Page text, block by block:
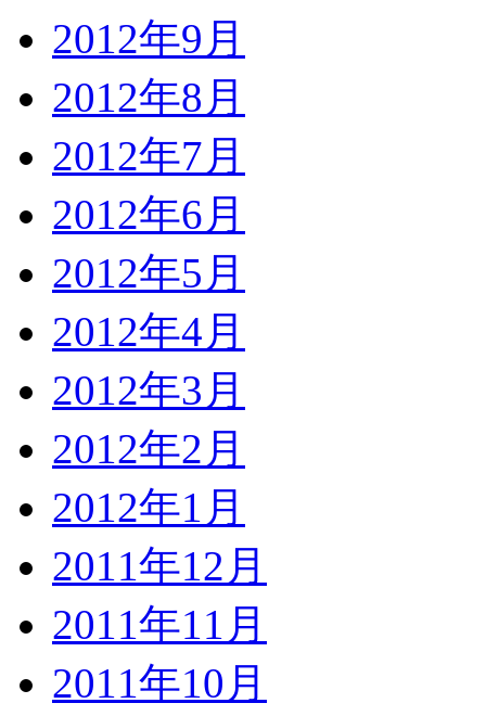
2012年9月
2012年8月
2012年7月
2012年6月
2012年5月
2012年4月
2012年3月
2012年2月
2012年1月
2011年12月
2011年11月
2011年10月